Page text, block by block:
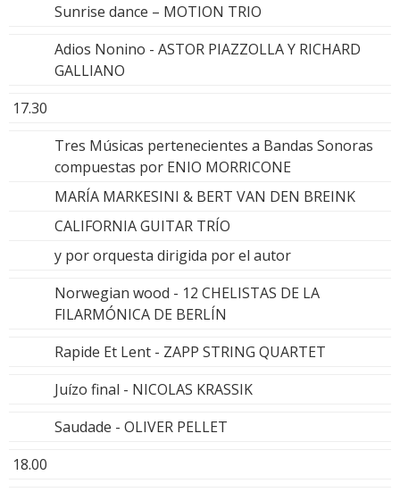
Sunrise dance – MOTION TRIO
Adios Nonino - ASTOR PIAZZOLLA Y RICHARD
GALLIANO
17.30
Tres Músicas pertenecientes a Bandas Sonoras
compuestas por ENIO MORRICONE
MARÍA MARKESINI & BERT VAN DEN BREINK
CALIFORNIA GUITAR TRÍO
y por orquesta dirigida por el autor
Norwegian wood - 12 CHELISTAS DE LA
FILARMÓNICA DE BERLÍN
Rapide Et Lent - ZAPP STRING QUARTET
Juízo final - NICOLAS KRASSIK
Saudade - OLIVER PELLET
18.00